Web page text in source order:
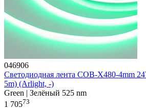
046906
Светодиодная лента COB-X480-4mm
5m) (Arlight, -)
Green | Зелёный 525 nm
1 70573